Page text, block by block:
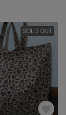
SOLD OUT